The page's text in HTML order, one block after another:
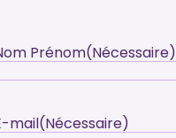
Prénom(Nécessaire)
mail(Nécessaire)